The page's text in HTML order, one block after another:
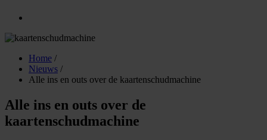
Home /
Nieuws /
Alle ins en outs over de kaartenschudmachine
Alle ins en outs over de
kaartenschudmachine